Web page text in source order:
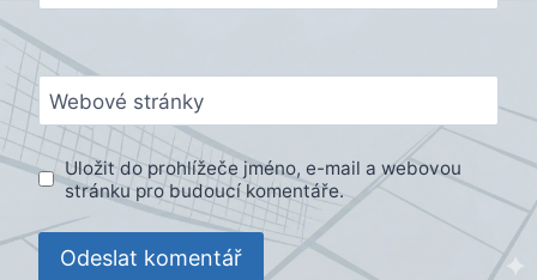
Webové stránky
Uložit do prohlížeče jméno, e-mail a webovou
stránku pro budoucí komentáře.